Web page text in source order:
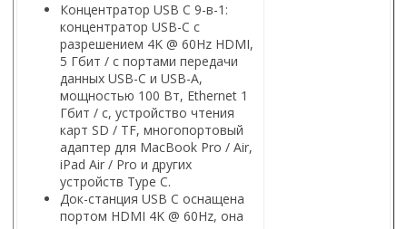
Концентратор USB C 9-в-1:
концентратор USB-C с
разрешением 4K @ 60Hz HDMI,
5 Гбит / с портами передачи
данных USB-C и USB-A,
мощностью 100 Вт, Ethernet 1
Гбит / с, устройство чтения
карт SD / TF, многопортовый
адаптер для MacBook Pro / Air,
iPad Air / Pro и других
устройств Type C.
Док-станция USB C оснащена
портом HDMI 4K @ 60Hz, она